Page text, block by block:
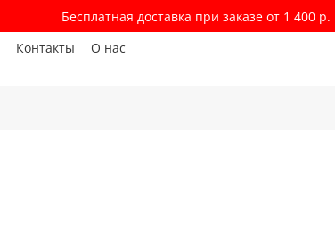
Бесплатная доставка при заказе от 1 400 р.
Контакты О нас